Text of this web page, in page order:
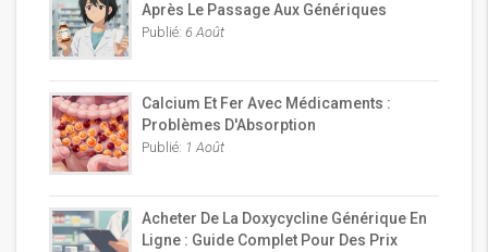
Après Le Passage Aux Génériques
Publié: 6 Août
Calcium Et Fer Avec Médicaments :
Problèmes D'Absorption
Publié: 1 Août
Acheter De La Doxycycline Générique En
Ligne : Guide Complet Pour Des Prix